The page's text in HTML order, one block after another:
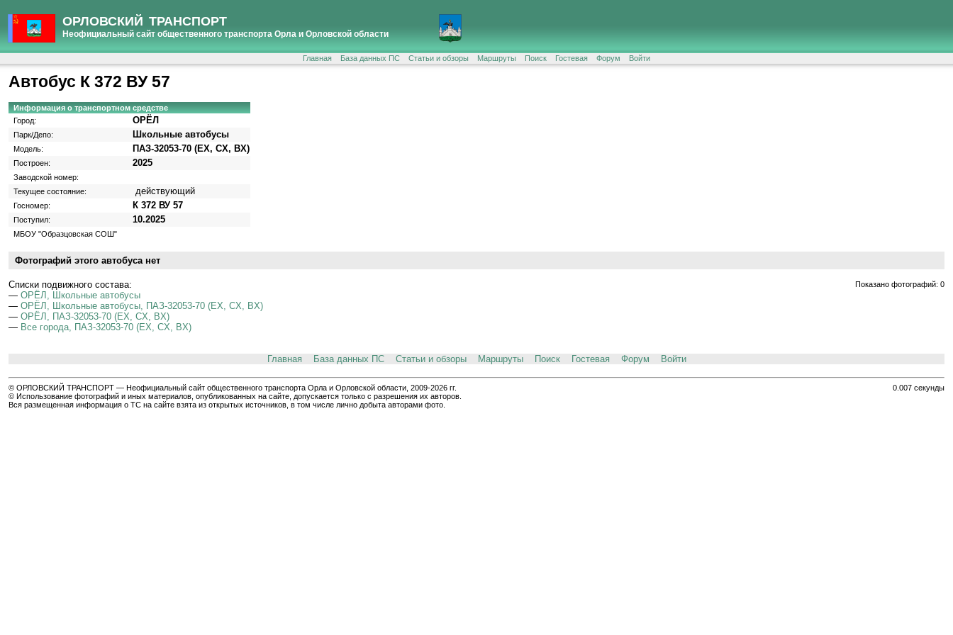
ОРЛОВСКИЙ ТРАНСПОРТ
Неофициальный сайт общественного транспорта Орла и Орловской области
Главная База данных ПС Статьи и обзоры Маршруты Поиск Гостевая Форум Войти
Автобус К 372 ВУ 57
Информация о транспортном средстве
Город:
ОРЁЛ
Парк/Депо: Школьные автобусы
Модель: ПАЗ-32053-70 (EX, CX, BX)
Построен: 2025
Заводской номер:
Текущее состояние:
действующий
Госномер: К 372 ВУ 57
Поступил: 10.2025
МБОУ "Образцовская СОШ"
Фотографий этого автобуса нет
Показано фотографий: 0
Cписки подвижного состава:
— ОРЁЛ, Школьные автобусы
— ОРЁЛ, Школьные автобусы, ПАЗ-32053-70 (EX, CX, BX)
— ОРЁЛ, ПАЗ-32053-70 (EX, CX, BX)
— Все города, ПАЗ-32053-70 (EX, CX, BX)
Главная База данных ПС Статьи и обзоры Маршруты Поиск Гостевая Форум Войти
0.007 секунды
© ОРЛОВСКИЙ ТРАНСПОРТ — Неофициальный сайт общественного транспорта Орла и Орловской области, 2009-2026 гг.
© Использование фотографий и иных материалов, опубликованных на сайте, допускается только с разрешения их авторов.
Вся размещенная информация о ТС на сайте взята из открытых источников, в том числе лично добыта авторами фото.